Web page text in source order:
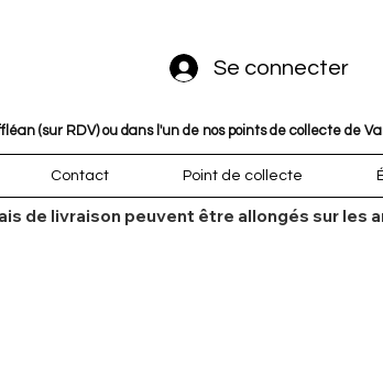
Se connecter
(sur RDV) ou dans l'un de nos points de collecte de
Contact Point de collecte
de livraison peuvent être allongés sur